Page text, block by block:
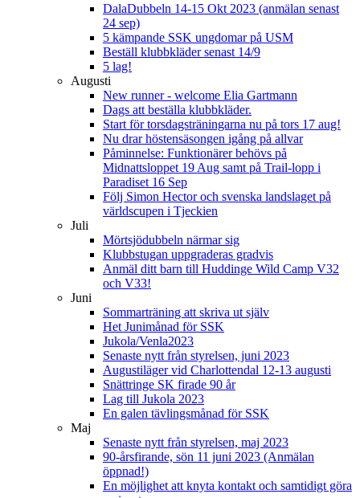
DalaDubbeln 14-15 Okt 2023 (anmälan senast
24 sep)
5 kämpande SSK ungdomar på USM
Beställ klubbkläder senast 14/9
5 lag!
Augusti
New runner - welcome Elia Gartmann
Dags att beställa klubbkläder.
Start för torsdagsträningarna nu på tors 17 aug!
Nu drar höstensäsongen igång på allvar
Påminnelse: Funktionärer behövs på
Midnattsloppet 19 Aug samt på Trail-lopp i
Paradiset 16 Sep
Följ Simon Hector och svenska landslaget på
världscupen i Tjeckien
Juli
Mörtsjödubbeln närmar sig
Klubbstugan uppgraderas gradvis
Anmäl ditt barn till Huddinge Wild Camp V32
och V33!
Juni
Sommarträning att skriva ut själv
Het Junimånad för SSK
Jukola/Venla2023
Senaste nytt från styrelsen, juni 2023
Augustiläger vid Charlottendal 12-13 augusti
Snättringe SK firade 90 år
Lag till Jukola 2023
En galen tävlingsmånad för SSK
Maj
Senaste nytt från styrelsen, maj 2023
90-årsfirande, sön 11 juni 2023 (Anmälan
öppnad!)
En möjlighet att knyta kontakt och samtidigt göra